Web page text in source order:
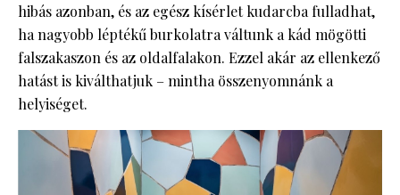
hibás azonban, és az egész kísérlet kudarcba fulladhat,
ha nagyobb léptékű burkolatra váltunk a kád mögötti
falszakaszon és az oldalfalakon. Ezzel akár az ellenkező
hatást is kiválthatjuk – mintha összenyomnánk a
helyiséget.